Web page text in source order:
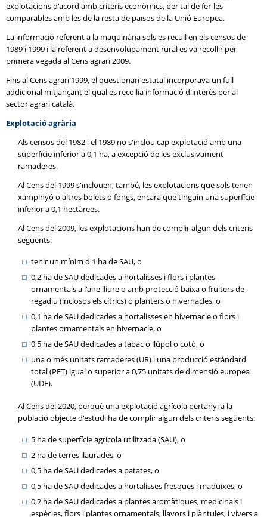
explotacions d'acord amb criteris econòmics, per tal de fer-les
comparables amb les de la resta de països de la Unió Europea.
La informació referent a la maquinària sols es recull en els censos de
1989 i 1999 i la referent a desenvolupament rural es va recollir per
primera vegada al Cens agrari 2009.
Fins al Cens agrari 1999, el qüestionari estatal incorporava un full
addicional mitjançant el qual es recollia informació d'interès per al
sector agrari català.
Explotació agrària
Als censos del 1982 i el 1989 no s'inclou cap explotació amb una
superfície inferior a 0,1 ha, a excepció de les exclusivament
ramaderes.
Al Cens del 1999 s'inclouen, també, les explotacions que sols tenen
xampinyó o altres bolets o fongs, encara que tinguin una superfície
inferior a 0,1 hectàrees.
Al Cens del 2009, les explotacions han de complir algun dels criteris
següents:
tenir un mínim d'1 ha de SAU, o
0,2 ha de SAU dedicades a hortalisses i flors i plantes
ornamentals a l'aire lliure o amb protecció baixa o fruiters de
regadiu (inclosos els cítrics) o planters o hivernacles, o
0,1 ha de SAU dedicades a hortalisses en hivernacle o flors i
plantes ornamentals en hivernacle, o
0,5 ha de SAU dedicades a tabac o llúpol o cotó, o
una o més unitats ramaderes (UR) i una producció estàndard
total (PET) igual o superior a 0,75 unitats de dimensió europea
(UDE).
Al Cens del 2020, perquè una explotació agrícola pertanyi a la
població objecte d'estudi ha de complir algun dels criteris següents:
5 ha de superfície agrícola utilitzada (SAU), o
2 ha de terres llaurades, o
0,5 ha de SAU dedicades a patates, o
0,5 ha de SAU dedicades a hortalisses fresques i maduixes, o
0,2 ha de SAU dedicades a plantes aromàtiques, medicinals i
espècies, flors i plantes ornamentals, llavors i plàntules, i vivers a